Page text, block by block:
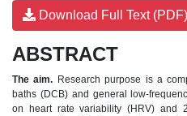
Download Full Text (PDF)
ABSTRACT
The aim. Research purpose is a
baths (DCB) and general low-
on heart rate variability (HRV) and